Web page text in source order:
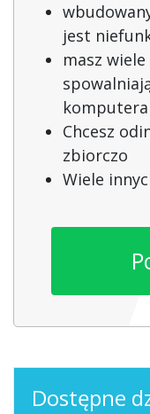
jest
masz
komputera
Chcesz
zbiorczo
Wiele
Dostępne